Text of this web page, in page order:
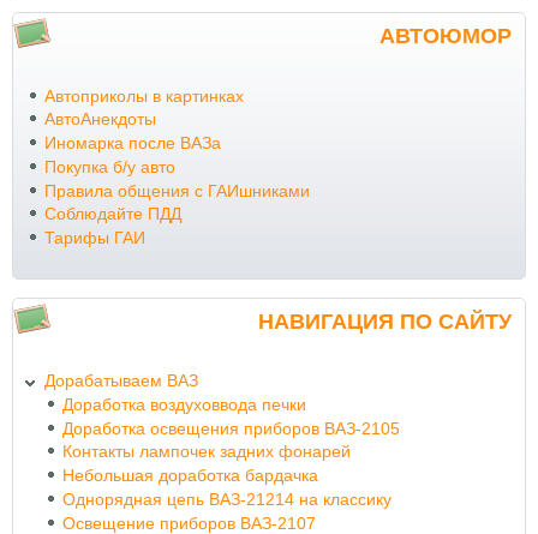
АВТОЮМОР
Автоприколы в картинках
АвтоАнекдоты
Иномарка после ВАЗа
Покупка б/у авто
Правила общения с ГАИшниками
Соблюдайте ПДД
Тарифы ГАИ
НАВИГАЦИЯ ПО САЙТУ
Дорабатываем ВАЗ
Доработка воздуховвода печки
Доработка освещения приборов ВАЗ-2105
Контакты лампочек задних фонарей
Небольшая доработка бардачка
Однорядная цепь ВАЗ-21214 на классику
Освещение приборов ВАЗ-2107